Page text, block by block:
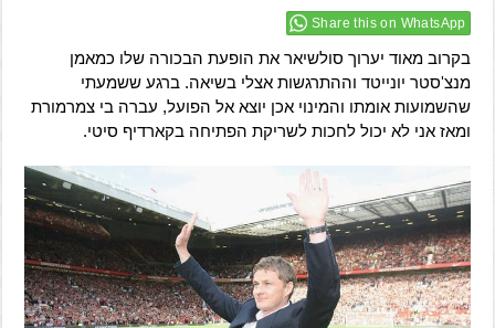
Share this on WhatsApp
בקרוב מאוד יערוך סולשיאר את הופעת הבכורה שלו כמאמן
מנצ'סטר יונייטד וההתרגשות אצלי בשיאה. ברגע ששמעתי
שהשמועות אומתו והמינוי אכן יוצא אל הפועל, עברה בי צמרמורת
ומאז אני לא יכול לחכות לשריקת הפתיחה בקארדיף סיטי.